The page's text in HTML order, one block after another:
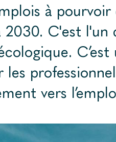
à
2030. C'est l'un
vers